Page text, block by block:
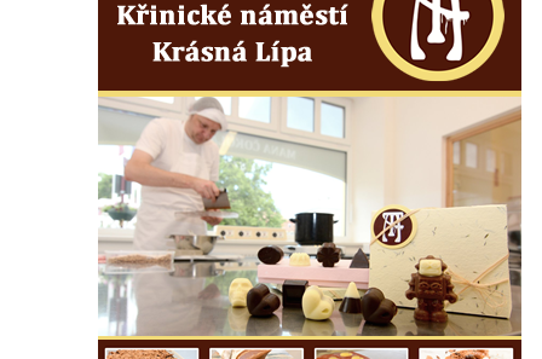
Pamětní deska arcibiskupa Micara ve
vstupu do poutního místa Římov
Plastika Koule v Gutenbergově ulici v
Pamětní deska Vojtěcha Kocmicha na
domě čp. 37 v ulici Betlém v Římově
Pomník na paměť zrušení roboty v Plavu
Socha vodníka v Plavu
Socha svatého Jana Nepomuckého v
Třebušíně